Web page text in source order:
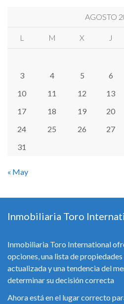
AGOSTO
L M X J
3
4 5 6
10
11 12 13
17
18 19 20
24
25 26 27
31
« May
Inmobiliaria Toro
Inmobiliaria Toro International
opciones, una lista de
actualizada y una tendencia del
determinar su decisión correcta
Ahora está en el lugar correcto